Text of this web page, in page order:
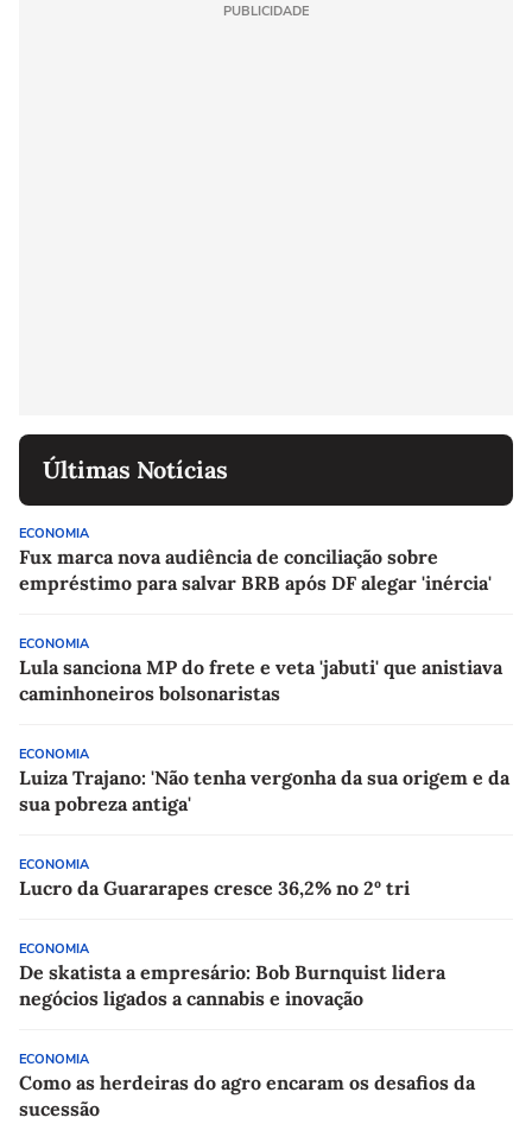
PUBLICIDADE
Últimas Notícias
ECONOMIA
Fux marca nova audiência de conciliação sobre
empréstimo para salvar BRB após DF alegar 'inércia'
ECONOMIA
Lula sanciona MP do frete e veta 'jabuti' que anistiava
caminhoneiros bolsonaristas
ECONOMIA
Luiza Trajano: 'Não tenha vergonha da sua origem e da
sua pobreza antiga'
ECONOMIA
Lucro da Guararapes cresce 36,2% no 2º tri
ECONOMIA
De skatista a empresário: Bob Burnquist lidera
negócios ligados a cannabis e inovação
ECONOMIA
Como as herdeiras do agro encaram os desafios da
sucessão